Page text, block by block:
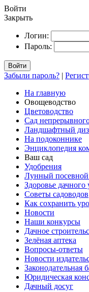
Войти
Закрыть
Логин:
Пароль:
Войти
Забыли пароль? |
На главную
Овощеводство
Цветоводство
Сад
Ландшафтный
На подоконнике
Энциклопедия
Ваш сад
Удобрения
Лунный посевной
Здоровье дачного
Советы садоводов
Как сохранить
Новости
Наши конкурсы
Дачное
Зелёная аптека
Вопросы-ответы
Новости
Законодательная
Юридическая
Дачный досуг